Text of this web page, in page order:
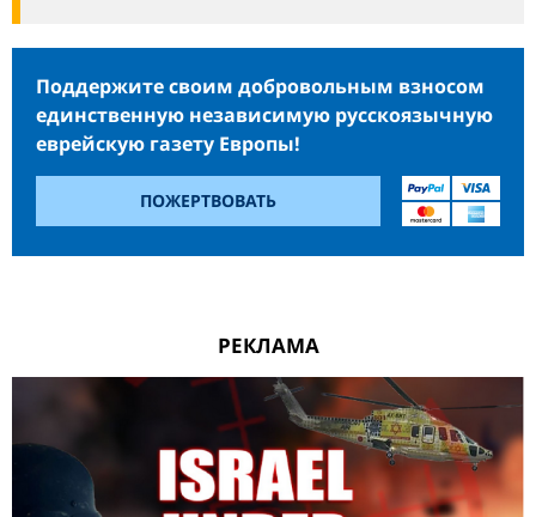
Поддержите своим добровольным взносом
единственную независимую русскоязычную
еврейскую газету Европы!
ПОЖЕРТВОВАТЬ
РЕКЛАМА